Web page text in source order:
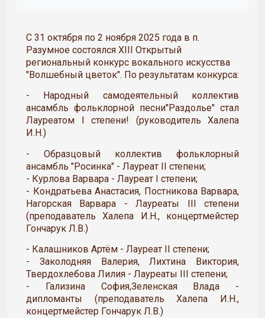
С 31 октября по 2 ноября 2025 года в п.
Разумное состоялся XIII Открытый
региональный конкурс вокального искусства
"Волшебный цветок". По результатам конкурса:
- Народный самодеятельный коллектив
ансамбль фольклорной песни"Раздолье" стал
Лауреатом I степени! (руководитель Халепа
И.Н.)
- Образцовый коллектив фольклорный
ансамбль "Росинка" - Лауреат II степени;
- Курлова Варвара - Лауреат I степени;
- Кондратьева Анастасия, Постникова Варвара,
Нагорская Варвара - Лауреаты III степени
(преподаватель Халепа И.Н., концертмейстер
Гончарук Л.В.)
- Калашников Артём - Лауреат II степени;
- Заколодняя Валерия, Лихтина Виктория,
Твердохлебова Лилия - Лауреаты III степени;
- Гализина София,Зеленская Влада -
дипломанты (преподаватель Халепа И.Н.,
концертмейстер Гончарук Л.В.)